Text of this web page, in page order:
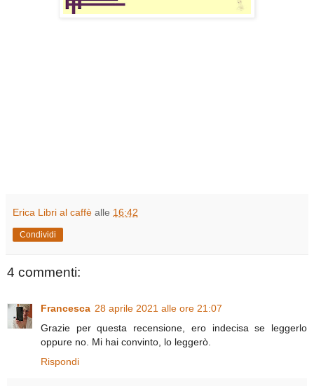
Erica Libri al caffè alle 16:42
Condividi
4 commenti:
Francesca 28 aprile 2021 alle ore 21:07
Grazie per questa recensione, ero indecisa se leggerlo
oppure no. Mi hai convinto, lo leggerò.
Rispondi